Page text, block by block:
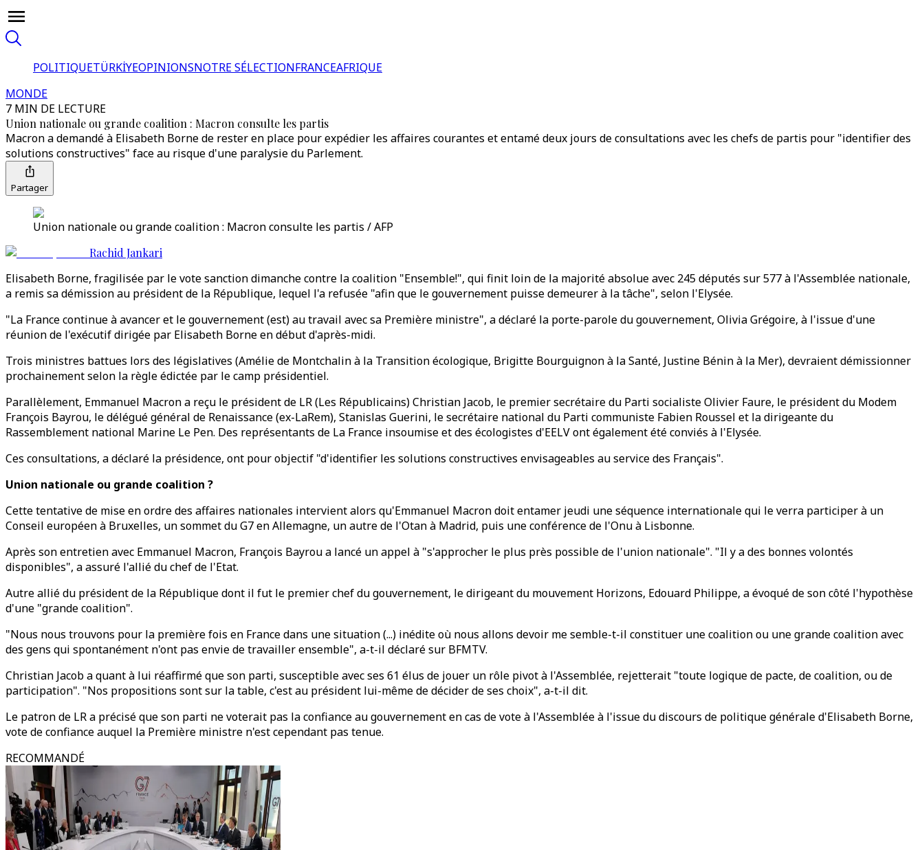
POLITIQUETÜRKİYEOPINIONSNOTRE SÉLECTIONFRANCEAFRIQUE
MONDE
7 MIN DE LECTURE
Union nationale ou grande coalition : Macron consulte les partis
Macron a demandé à Elisabeth Borne de rester en place pour expédier les affaires courantes et entamé deux jours de consultations avec les chefs de partis pour "identifier des
solutions constructives" face au risque d'une paralysie du Parlement.
Partager
Union nationale ou grande coalition : Macron consulte les partis / AFP
Rachid Jankari
Elisabeth Borne, fragilisée par le vote sanction dimanche contre la coalition "Ensemble!", qui finit loin de la majorité absolue avec 245 députés sur 577 à l'Assemblée nationale,
a remis sa démission au président de la République, lequel l'a refusée "afin que le gouvernement puisse demeurer à la tâche", selon l'Elysée.
"La France continue à avancer et le gouvernement (est) au travail avec sa Première ministre", a déclaré la porte-parole du gouvernement, Olivia Grégoire, à l'issue d'une
réunion de l'exécutif dirigée par Elisabeth Borne en début d'après-midi.
Trois ministres battues lors des législatives (Amélie de Montchalin à la Transition écologique, Brigitte Bourguignon à la Santé, Justine Bénin à la Mer), devraient démissionner
prochainement selon la règle édictée par le camp présidentiel.
Parallèlement, Emmanuel Macron a reçu le président de LR (Les Républicains) Christian Jacob, le premier secrétaire du Parti socialiste Olivier Faure, le président du Modem
François Bayrou, le délégué général de Renaissance (ex-LaRem), Stanislas Guerini, le secrétaire national du Parti communiste Fabien Roussel et la dirigeante du
Rassemblement national Marine Le Pen. Des représentants de La France insoumise et des écologistes d'EELV ont également été conviés à l'Elysée.
Ces consultations, a déclaré la présidence, ont pour objectif "d'identifier les solutions constructives envisageables au service des Français".
Union nationale ou grande coalition ?
Cette tentative de mise en ordre des affaires nationales intervient alors qu'Emmanuel Macron doit entamer jeudi une séquence internationale qui le verra participer à un
Conseil européen à Bruxelles, un sommet du G7 en Allemagne, un autre de l'Otan à Madrid, puis une conférence de l'Onu à Lisbonne.
Après son entretien avec Emmanuel Macron, François Bayrou a lancé un appel à "s'approcher le plus près possible de l'union nationale". "Il y a des bonnes volontés
disponibles", a assuré l'allié du chef de l'Etat.
Autre allié du président de la République dont il fut le premier chef du gouvernement, le dirigeant du mouvement Horizons, Edouard Philippe, a évoqué de son côté l'hypothèse
d'une "grande coalition".
"Nous nous trouvons pour la première fois en France dans une situation (...) inédite où nous allons devoir me semble-t-il constituer une coalition ou une grande coalition avec
des gens qui spontanément n'ont pas envie de travailler ensemble", a-t-il déclaré sur BFMTV.
Christian Jacob a quant à lui réaffirmé que son parti, susceptible avec ses 61 élus de jouer un rôle pivot à l'Assemblée, rejetterait "toute logique de pacte, de coalition, ou de
participation". "Nos propositions sont sur la table, c'est au président lui-même de décider de ses choix", a-t-il dit.
Le patron de LR a précisé que son parti ne voterait pas la confiance au gouvernement en cas de vote à l'Assemblée à l'issue du discours de politique générale d'Elisabeth Borne,
vote de confiance auquel la Première ministre n'est cependant pas tenue.
RECOMMANDÉ